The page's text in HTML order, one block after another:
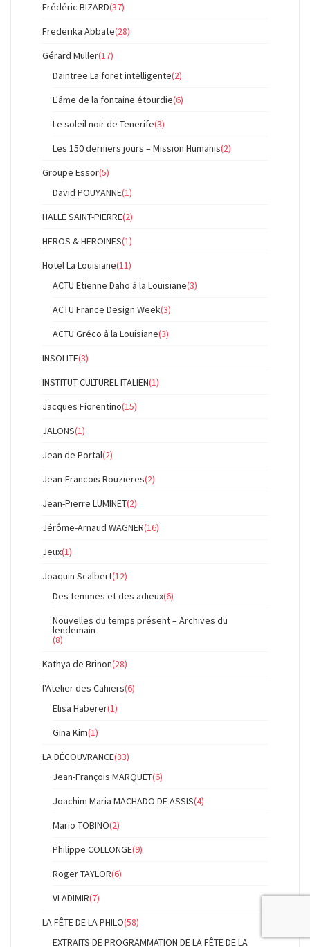
Frédéric BIZARD(37)
Frederika Abbate(28)
Gérard Muller(17)
Daintree La foret intelligente(2)
L'âme de la fontaine étourdie(6)
Le soleil noir de Tenerife(3)
Les 150 derniers jours – Mission Humanis(2)
Groupe Essor(5)
David POUYANNE(1)
HALLE SAINT-PIERRE(2)
HEROS & HEROINES(1)
Hotel La Louisiane(11)
ACTU Etienne Daho à la Louisiane(3)
ACTU France Design Week(3)
ACTU Gréco à la Louisiane(3)
INSOLITE(3)
INSTITUT CULTUREL ITALIEN(1)
Jacques Fiorentino(15)
JALONS(1)
Jean de Portal(2)
Jean-Francois Rouzieres(2)
Jean-Pierre LUMINET(2)
Jérôme-Arnaud WAGNER(16)
Jeux(1)
Joaquin Scalbert(12)
Des femmes et des adieux(6)
Nouvelles du temps présent – Archives du
lendemain
(8)
Kathya de Brinon(28)
l'Atelier des Cahiers(6)
Elisa Haberer(1)
Gina Kim(1)
LA DÉCOUVRANCE(33)
Jean-François MARQUET(6)
Joachim Maria MACHADO DE ASSIS(4)
Mario TOBINO(2)
Philippe COLLONGE(9)
Roger TAYLOR(6)
VLADIMIR(7)
LA FÊTE DE LA PHILO(58)
EXTRAITS DE PROGRAMMATION DE LA FÊTE DE LA